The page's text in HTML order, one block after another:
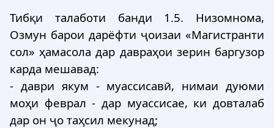
Тибқи талаботи банди 1.5. Низомнома,
Озмун барои дарёфти ҷоизаи «Магистранти
сол» ҳамасола дар давраҳои зерин баргузор
карда мешавад:
- даври якум - муассисавӣ, нимаи дуюми
моҳи феврал - дар муассисае, ки довталаб
дар он ҷо таҳсил мекунад;